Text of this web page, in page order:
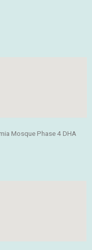
Mosque Phase 4 DHA